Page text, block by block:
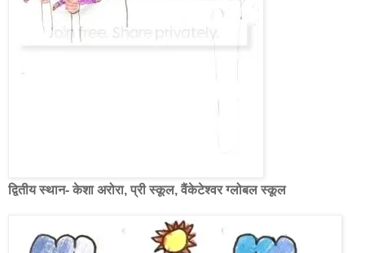
द्वितीय स्थान- केशा अरोरा, प्री स्कूल, वैंकेटेश्वर ग्लोबल स्कूल